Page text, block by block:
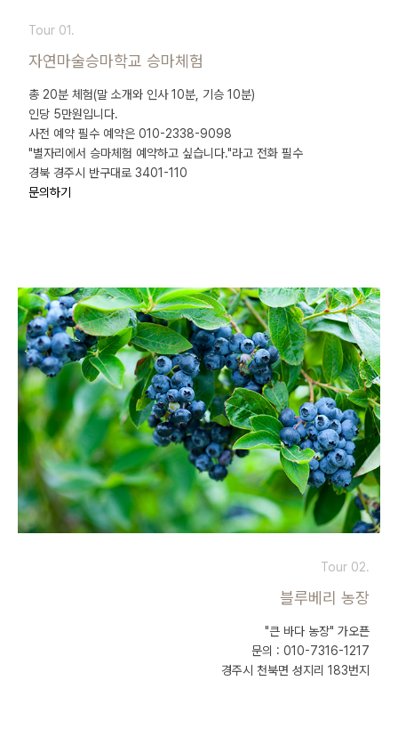
Tour 01.
자연마술승마학교 승마체험
총 20분 체험(말 소개와 인사 10분, 기승 10분)
인당 5만원입니다.
사전 예약 필수 예약은 010-2338-9098
"별자리에서 승마체험 예약하고 싶습니다."라고 전화 필수
경북 경주시 반구대로 3401-110
문의하기
Tour 02.
블루베리 농장
"큰 바다 농장" 가오픈
문의 : 010-7316-1217
경주시 천북면 성지리 183번지